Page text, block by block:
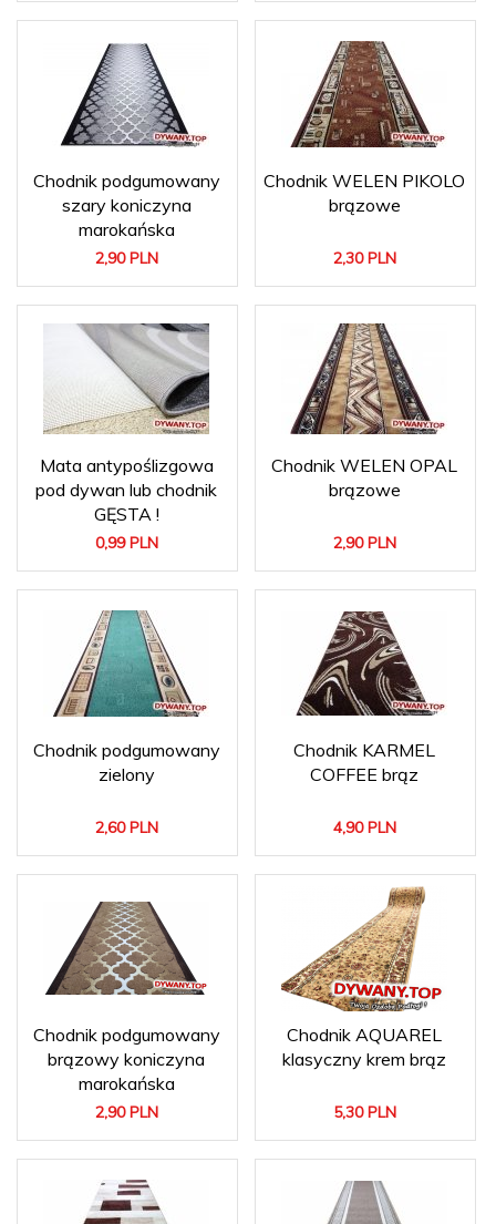
Chodnik podgumowany
szary koniczyna
marokańska
2,90 PLN
Chodnik WELEN PIKOLO
brązowe
2,30 PLN
Mata antypoślizgowa
pod dywan lub chodnik
GĘSTA !
0,99 PLN
Chodnik WELEN OPAL
brązowe
2,90 PLN
Chodnik podgumowany
zielony
2,60 PLN
Chodnik KARMEL
COFFEE brąz
4,90 PLN
Chodnik podgumowany
brązowy koniczyna
marokańska
2,90 PLN
Chodnik AQUAREL
klasyczny krem brąz
5,30 PLN